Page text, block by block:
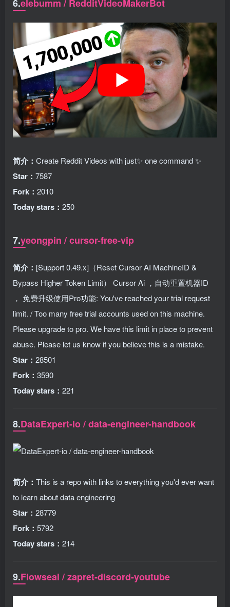
6.elebumm / RedditVideoMakerBot
简介： Create Reddit Videos with just✨ one command ✨
Star： 7587
Fork： 2010
Today stars： 250
7.yeongpin / cursor-free-vip
简介： [Support 0.49.x]（Reset Cursor AI MachineID &
Bypass Higher Token Limit） Cursor Ai ，自动重置机器ID
， 免费升级使用Pro功能: You've reached your trial request
limit. / Too many free trial accounts used on this machine.
Please upgrade to pro. We have this limit in place to prevent
abuse. Please let us know if you believe this is a mistake.
Star： 28501
Fork： 3590
Today stars： 221
8.DataExpert-io / data-engineer-handbook
简介： This is a repo with links to everything you'd ever want
to learn about data engineering
Star： 28779
Fork： 5792
Today stars： 214
9.Flowseal / zapret-discord-youtube